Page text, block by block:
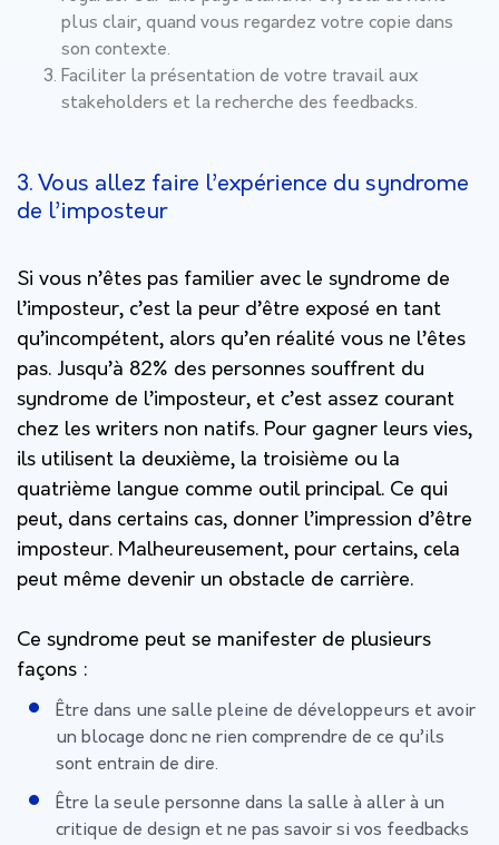
plus clair, quand vous regardez votre copie dans
son contexte.
Faciliter la présentation de votre travail aux
stakeholders et la recherche des feedbacks.
3. Vous allez faire l’expérience du syndrome
de l’imposteur
Si vous n’êtes pas familier avec le syndrome de
l’imposteur, c’est la peur d’être exposé en tant
qu’incompétent, alors qu’en réalité vous ne l’êtes
pas. Jusqu’à 82% des personnes souffrent du
syndrome de l’imposteur, et c’est assez courant
chez les writers non natifs. Pour gagner leurs vies,
ils utilisent la deuxième, la troisième ou la
quatrième langue comme outil principal. Ce qui
peut, dans certains cas, donner l’impression d’être
imposteur. Malheureusement, pour certains, cela
peut même devenir un obstacle de carrière.
Ce syndrome peut se manifester de plusieurs
façons :
Être dans une salle pleine de développeurs et avoir
un blocage donc ne rien comprendre de ce qu’ils
sont entrain de dire.
Être la seule personne dans la salle à aller à un
critique de design et ne pas savoir si vos feedbacks